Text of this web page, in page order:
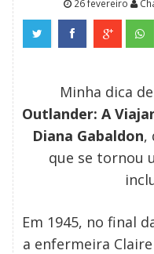
26 fevereiro
Minha dica
Outlander: A
Diana Gabaldon,
que se tornou
Em 1945, no final
a enfermeira